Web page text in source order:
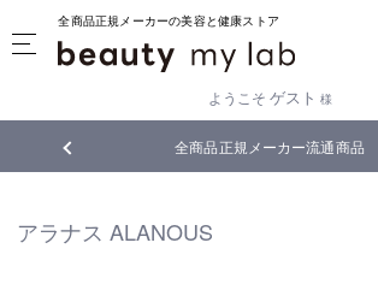
全商品正規メーカーの美容と健康ストア
ようこそ ゲスト 様
おります 全商品正規メーカー流通商品
アラナス ALANOUS